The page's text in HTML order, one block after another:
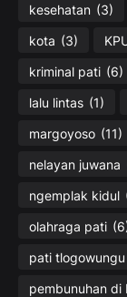
kesehatan (3)
kota (3)
kriminal pati (6)
lalu lintas (1)
margoyoso (11)
nelayan juwana
ngemplak kidul
olahraga pati
pati tlogowungu
pembunuhan di